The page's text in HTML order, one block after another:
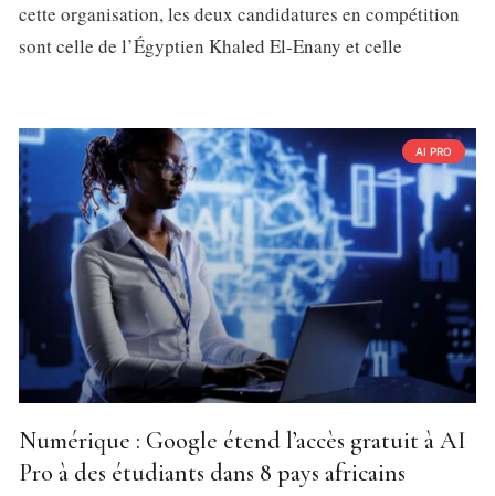
cette organisation, les deux candidatures en compétition
sont celle de l’Égyptien Khaled El-Enany et celle
AI PRO
Numérique : Google étend l’accès gratuit à AI
Pro à des étudiants dans 8 pays africains